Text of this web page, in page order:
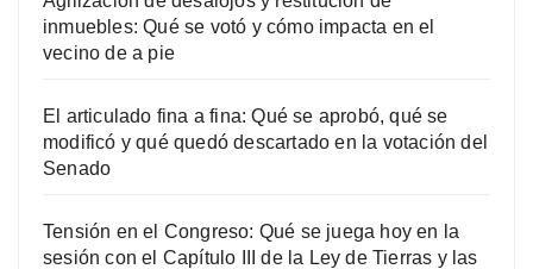
inmuebles: Qué se votó y cómo impacta en el
vecino de a pie
El articulado fina a fina: Qué se aprobó, qué se
modificó y qué quedó descartado en la votación del
Senado
Tensión en el Congreso: Qué se juega hoy en la
sesión con el Capítulo III de la Ley de Tierras y las